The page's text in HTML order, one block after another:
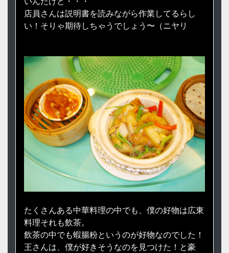
店員さんは説明書を読みながら作業してるらし
い！そりゃ期待しちゃうでしょう〜（ニヤリ
たくさんある中華料理の中でも、僕の好物は広東
料理それも飲茶。
飲茶の中でも蝦腸粉というのが好物なのでした！
王さんは、僕が好きそうなのを見つけた！と豪